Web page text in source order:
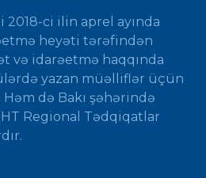
2018-ci ilin aprel ayında
heyəti tərəfindən
və idarəetmə haqqında
yazan müəlliflər üçün
də Bakı şəhərində
Regional Tədqiqatlar